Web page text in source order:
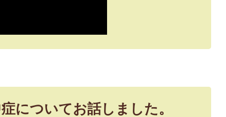
についてお話しました。